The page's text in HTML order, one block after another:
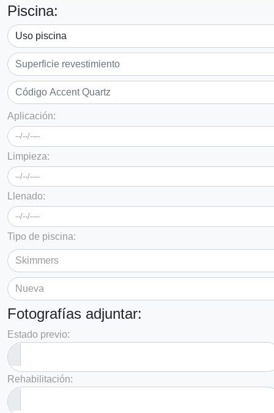
Piscina:
Aplicación:
Limpieza:
Llenado:
Tipo de piscina:
Fotografías adjuntar:
Estado previo:
Rehabilitación: